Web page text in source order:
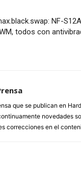
NF-
todos con
que se publican en
novedades
correcciones en el